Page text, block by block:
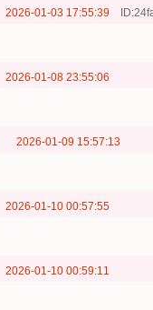
2026-01-03 17:55:39
2026-01-08 23:55:06
2026-01-09 15:57:13
2026-01-10 00:57:55
2026-01-10 00:59:11